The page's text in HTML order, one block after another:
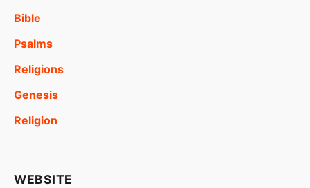
Bible
Psalms
Religions
Genesis
Religion
WEBSITE